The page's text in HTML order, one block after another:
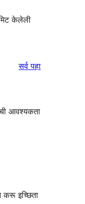
केलेली
सर्वपुनरावलोकने
पहा
आवश्यकता
करू इच्छिता